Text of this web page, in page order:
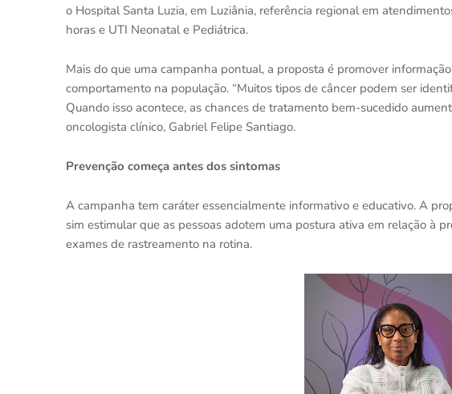
o Hospital Santa Luzia, em Luziânia, referência regional em
horas e UTI Neonatal e Pediátrica.
Mais do que uma campanha pontual, a proposta é promover
comportamento na população. “Muitos tipos de câncer podem ser
Quando isso acontece, as chances de tratamento bem-sucedido
oncologista clínico, Gabriel Felipe Santiago.
Prevenção começa antes dos sintomas
A campanha tem caráter essencialmente informativo e educativo. A
sim estimular que as pessoas adotem uma postura ativa em relação à
exames de rastreamento na rotina.